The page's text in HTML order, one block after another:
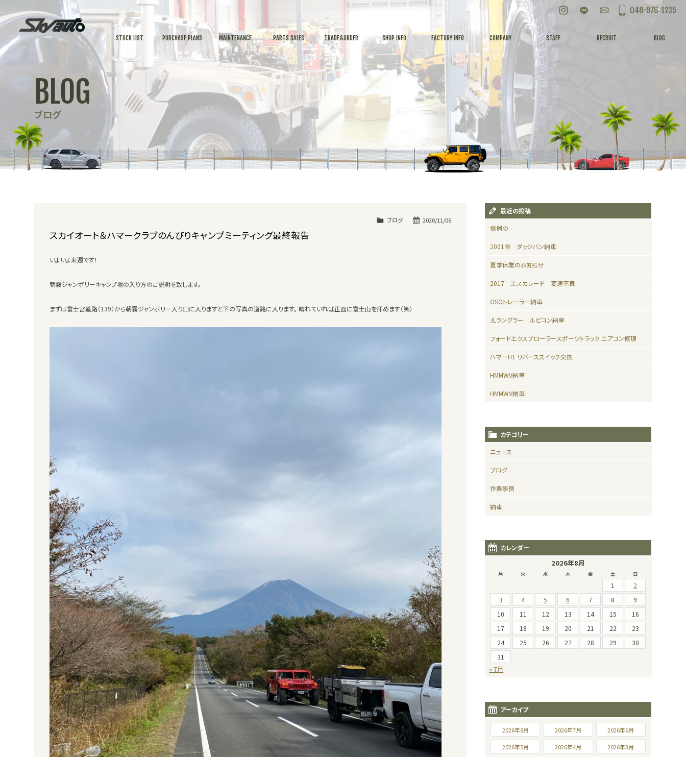
お問い合わせ
048-976-1235
STOCK LIST PURCHASE PLANS MAINTENANCE PARTS SALES TRADE&ORDER SHOP INFO FACTORY INFO COMPANY STAFF RECRUIT BLOG
BLOG
ブログ
2020/11/06
ブログ
スカイオート＆ハマークラブのんびりキャンプミーティング最終報告
いよいよ来週です！
朝霧ジャンボリーキャンプ場の入り方のご説明を致します。
まずは富士宮道路（139）から朝霧ジャンボリー入り口に入りますと下の写真の道路に入ります。 晴れていれば正面に富士山を拝めます（笑）
最近の投稿
恒例の
2001年 ダッジバン納車
夏季休業のお知らせ
2017 エスカレード 変速不良
OSOトレーラー納車
JLラングラー ルビコン納車
フォードエクスプローラースポーツトラック エアコン修理
ハマーH1 リバーススイッチ交換
HMMWV納車
HMMWV納車
カテゴリー
ニュース
ブログ
作業事例
納車
カレンダー
2026年8月
月 火 水 木 金 土 日
1
2
3
4 5 6 7 8
9
10
11 12 13 14 15
16
17
18 19 20 21 22
23
24
25 26 27 28 29
30
31
« 7月
アーカイブ
2026年8月 2026年7月 2026年6月
2026年5月 2026年4月 2026年3月